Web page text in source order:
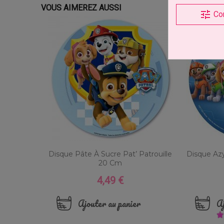
VOUS AIMEREZ AUSSI
Disque Pâte À Sucre Pat’ Patrouille
20 Cm
Prix
4,49 €
Ajouter au panier
Disque
tune